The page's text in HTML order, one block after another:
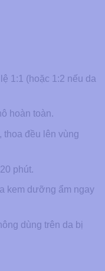
1:1 (hoặc 1:2 nếu da
hoàn toàn.
thoa đều lên vùng
phút.
kem dưỡng ẩm ngay
dùng trên da bị